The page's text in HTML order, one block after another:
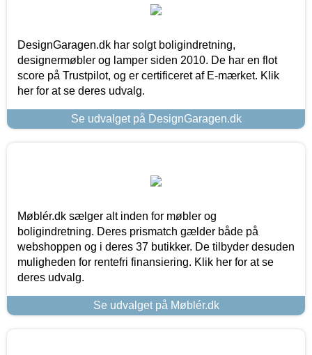
DesignGaragen.dk har solgt boligindretning,
designermøbler og lamper siden 2010. De har en flot
score på Trustpilot, og er certificeret af E-mærket. Klik
her for at se deres udvalg.
Se udvalget på DesignGaragen.dk
Møblér.dk sælger alt inden for møbler og
boligindretning. Deres prismatch gælder både på
webshoppen og i deres 37 butikker. De tilbyder desuden
muligheden for rentefri finansiering. Klik her for at se
deres udvalg.
Se udvalget på Møblér.dk